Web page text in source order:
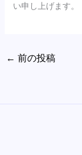
い申し上げます。
← 前の投稿